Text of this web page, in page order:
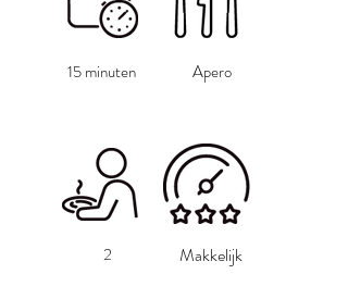
15 minuten Apero
2 Makkelijk